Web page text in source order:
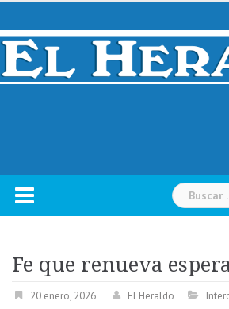
Skip
content
Buscar:
Fe que renueva
20 enero, 2026 El Heraldo